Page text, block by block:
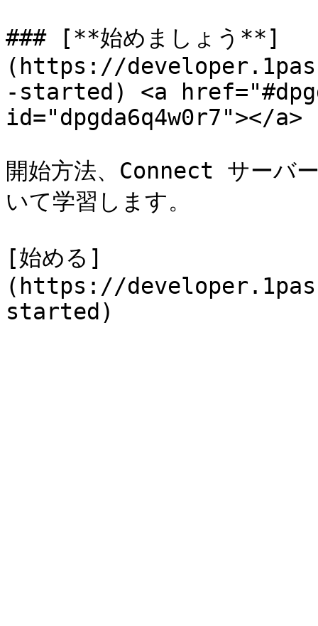
### [**始めましょう**]
(https://
-started) <a
id="dpgda6q4w0r7"></a>
開始方法、Connect サーバ
いて学習します。
[始める]
(https://